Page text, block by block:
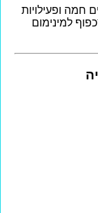
צהרים חמה ופעילויות
לשבוע. *כפוף למינימום